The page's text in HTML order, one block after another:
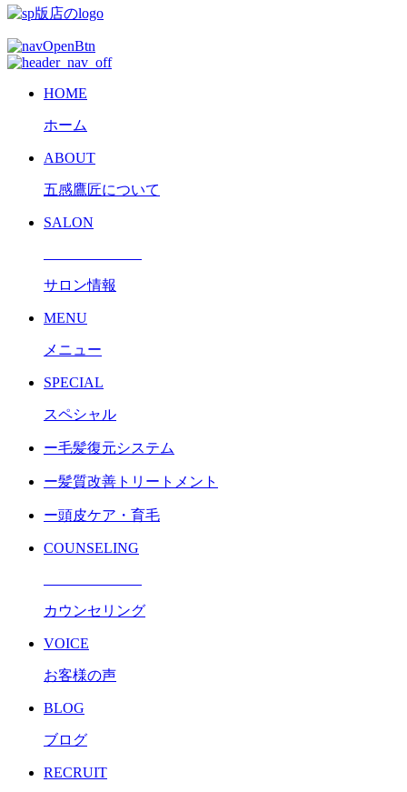
HOME
ホーム
ABOUT
五感鷹匠について
SALON
サロン情報
MENU
メニュー
SPECIAL
スペシャル
ー毛髪復元システム
ー髪質改善トリートメント
ー頭皮ケア・育毛
COUNSELING
カウンセリング
VOICE
お客様の声
BLOG
ブログ
RECRUIT